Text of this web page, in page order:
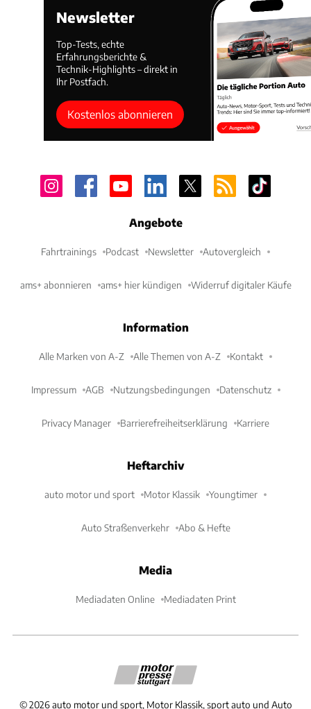
Newsletter
Top-Tests, echte
Erfahrungsberichte &
Technik-Highlights – direkt in
Ihr Postfach.
Kostenlos abonnieren
Angebote
Fahrtrainings Podcast Newsletter Autovergleich
ams+ abonnieren ams+ hier kündigen Widerruf digitaler Käufe
Information
Alle Marken von A-Z Alle Themen von A-Z Kontakt
Impressum AGB Nutzungsbedingungen Datenschutz
Privacy Manager Barrierefreiheitserklärung Karriere
Heftarchiv
auto motor und sport Motor Klassik Youngtimer
Auto Straßenverkehr Abo & Hefte
Media
Mediadaten Online Mediadaten Print
©2026 auto motor und sport, Motor Klassik, sport auto und Auto